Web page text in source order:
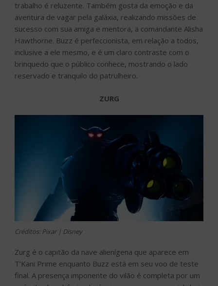
trabalho é reluzente. Também gosta da emoção e da
aventura de vagar pela galáxia, realizando missões de
sucesso com sua amiga e mentora, a comandante Alisha
Hawthorne. Buzz é perfeccionista, em relação a todos,
inclusive a ele mesmo, e é um claro contraste com o
brinquedo que o público conhece, mostrando o lado
reservado e tranquilo do patrulheiro.
ZURG
Créditos: Pixar | Disney
Zurg é o capitão da nave alienígena que aparece em
T’Kani Prime enquanto Buzz está em seu voo de teste
final. A presença imponente do vilão é completa por um